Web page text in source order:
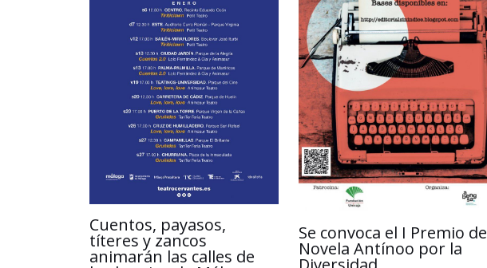
Cuentos, payasos,
títeres y zancos
animarán las calles de
Se convoca el I Premio de
Novela Antínoo por la